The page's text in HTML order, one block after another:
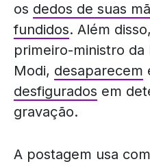
os dedos de suas
fundidos. Além
primeiro-ministro da
Modi, desaparecem
desfigurados em
gravação.
A postagem usa